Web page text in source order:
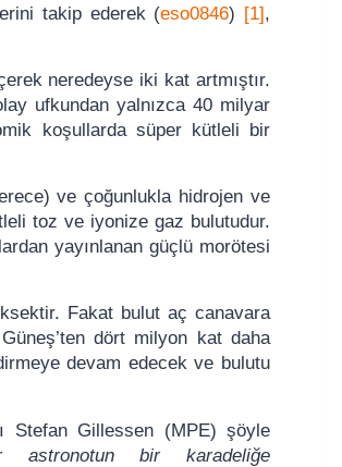
takip ederek (eso0846) [1],
neredeyse iki kat artmıştır.
ufkundan yalnızca 40 milyar
koşullarda süper kütleli bir
ve çoğunlukla hidrojen ve
toz ve iyonize gaz bulutudur.
yayınlanan güçlü morötesi
Fakat bulut aç canavara
dört milyon kat daha
devam edecek ve bulutu
Stefan Gillessen (MPE) şöyle
astronotun bir karadeliğe